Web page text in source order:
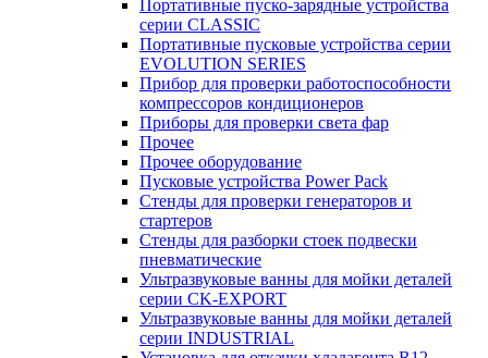
Портативные пуско-зарядные устройства
серии CLASSIC
Портативные пусковые устройства серии
EVOLUTION SERIES
Прибор для проверки работоспособности
компрессоров кондиционеров
Приборы для проверки света фар
Прочее
Прочее оборудование
Пусковые устройства Power Pack
Стенды для проверки генераторов и
стартеров
Стенды для разборки стоек подвески
пневматические
Ультразвуковые ванны для мойки деталей
серии CK-EXPORT
Ультразвуковые ванны для мойки деталей
серии INDUSTRIAL